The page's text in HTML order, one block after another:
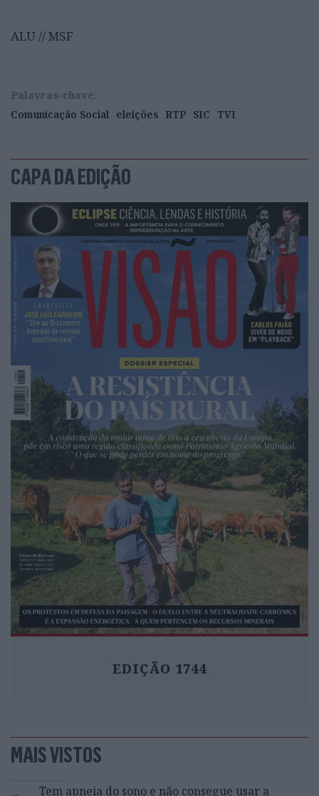
ALU // MSF
Palavras-chave:
Comunicação Social eleições RTP SIC TVI
CAPA DA EDIÇÃO
EDIÇÃO 1744
MAIS VISTOS
Tem apneia do sono e não consegue usar a